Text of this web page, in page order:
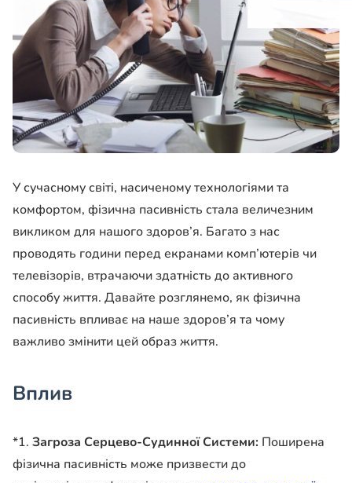
У сучасному світі, насиченому технологіями та
комфортом, фізична пасивність стала величезним
викликом для нашого здоров’я. Багато з нас
проводять години перед екранами комп’ютерів чи
телевізорів, втрачаючи здатність до активного
способу життя. Давайте розглянемо, як фізична
пасивність впливає на наше здоров’я та чому
важливо змінити цей образ життя.
Вплив
*1. Загроза Серцево-Судинної Системи: Поширена
фізична пасивність може призвести до